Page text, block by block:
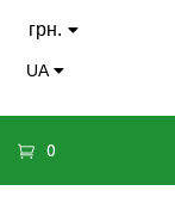
грн.
UA
0